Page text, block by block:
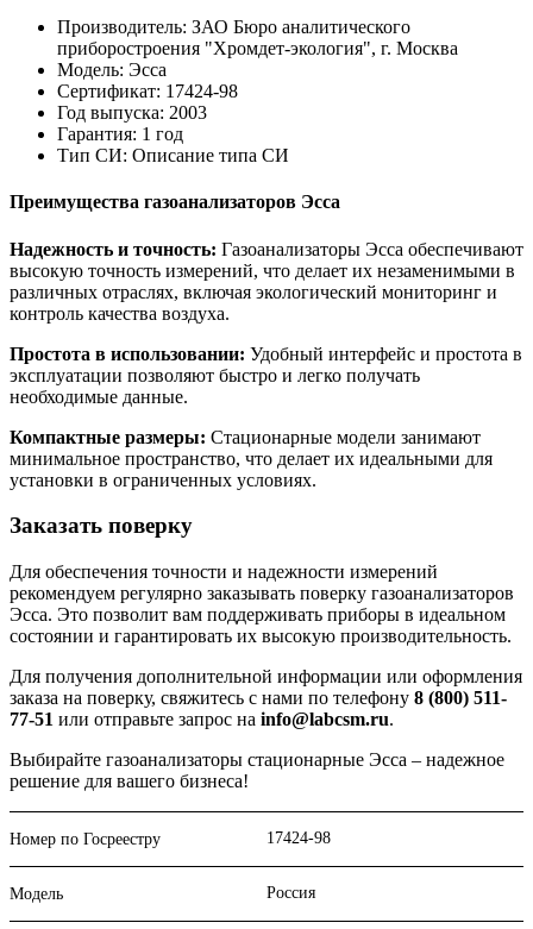
Производитель: ЗАО Бюро аналитического
приборостроения "Хромдет-экология", г. Москва
Модель: Эсса
Сертификат: 17424-98
Год выпуска: 2003
Гарантия: 1 год
Тип СИ: Описание типа СИ
Преимущества газоанализаторов Эсса
Надежность и точность: Газоанализаторы Эсса обеспечивают
высокую точность измерений, что делает их незаменимыми в
различных отраслях, включая экологический мониторинг и
контроль качества воздуха.
Простота в использовании: Удобный интерфейс и простота в
эксплуатации позволяют быстро и легко получать
необходимые данные.
Компактные размеры: Стационарные модели занимают
минимальное пространство, что делает их идеальными для
установки в ограниченных условиях.
Заказать поверку
Для обеспечения точности и надежности измерений
рекомендуем регулярно заказывать поверку газоанализаторов
Эсса. Это позволит вам поддерживать приборы в идеальном
состоянии и гарантировать их высокую производительность.
Для получения дополнительной информации или оформления
заказа на поверку, свяжитесь с нами по телефону 8 (800) 511-
77-51 или отправьте запрос на info@labcsm.ru.
Выбирайте газоанализаторы стационарные Эсса – надежное
решение для вашего бизнеса!
Номер по Госреестру 17424-98
Модель Россия